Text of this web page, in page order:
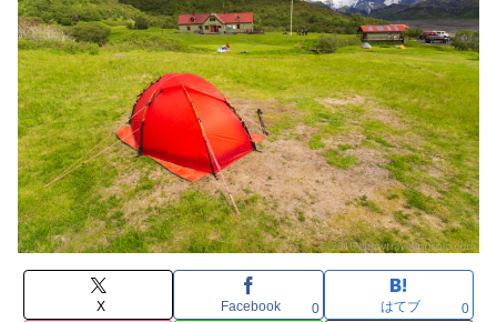
X Facebook 0 はてブ 0